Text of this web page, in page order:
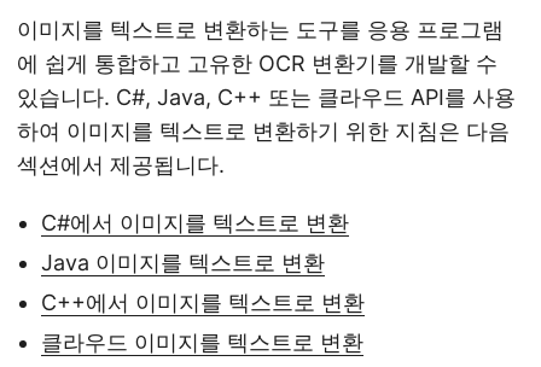
이미지를 텍스트로 변환하는 도구를 응용 프로그램
에 쉽게 통합하고 고유한 OCR 변환기를 개발할 수
있습니다. C#, Java, C++ 또는 클라우드 API를 사용
하여 이미지를 텍스트로 변환하기 위한 지침은 다음
섹션에서 제공됩니다.
C#에서 이미지를 텍스트로 변환
Java 이미지를 텍스트로 변환
C++에서 이미지를 텍스트로 변환
클라우드 이미지를 텍스트로 변환